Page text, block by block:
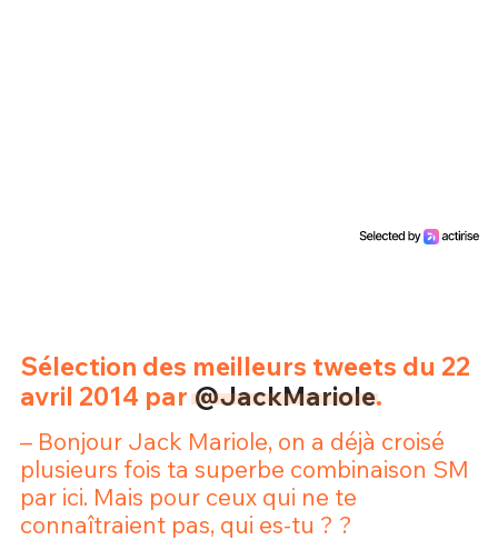
Sélection des meilleurs tweets du 22
avril 2014 par@JackMariole.
– Bonjour Jack Mariole, on a déjà croisé
plusieurs fois ta superbe combinaison SM
par ici. Mais pour ceux qui ne te
connaîtraient pas, qui es-tu ? ?